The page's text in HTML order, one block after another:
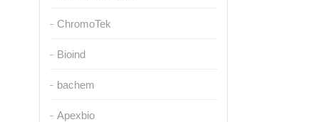
ChromoTek
Bioind
bachem
Apexbio